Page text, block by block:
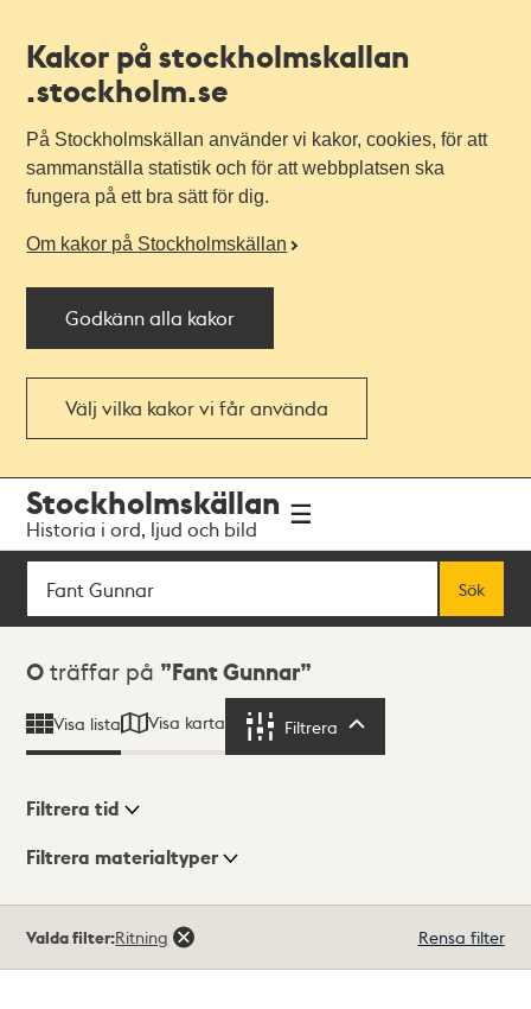
Kakor på stockholmskallan
.stockholm.se
På Stockholmskällan använder vi kakor, cookies, för att
sammanställa statistik och för att webbplatsen ska
fungera på ett bra sätt för dig.
Om kakor på Stockholmskällan
Godkänn alla kakor
Välj vilka kakor vi får använda
navigationen
huvudinnehållet
Stockholmskällan
Historia i ord, ljud och bild
Sök
Sök
Sökresultat
0 träffar på Fant Gunnar
Visa lista Visa karta Filtrera
Visningsläge
Filtrera tid
Filtrera materialtyper
träffar
Valda filter:Ritning Rensa filter